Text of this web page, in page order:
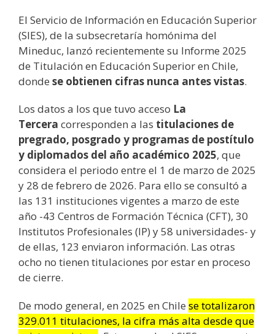
El Servicio de Información en Educación Superior
(SIES), de la subsecretaría homónima del
Mineduc, lanzó recientemente su Informe 2025
de Titulación en Educación Superior en Chile,
donde se obtienen cifras nunca antes vistas.
Los datos a los que tuvo acceso La
Tercera corresponden a las titulaciones de
pregrado, posgrado y programas de postítulo
y diplomados del año académico 2025, que
considera el periodo entre el 1 de marzo de 2025
y 28 de febrero de 2026. Para ello se consultó a
las 131 instituciones vigentes a marzo de este
año -43 Centros de Formación Técnica (CFT), 30
Institutos Profesionales (IP) y 58 universidades- y
de ellas, 123 enviaron información. Las otras
ocho no tienen titulaciones por estar en proceso
de cierre.
De modo general, en 2025 en Chile se totalizaron
329.011 titulaciones, la cifra más alta desde que